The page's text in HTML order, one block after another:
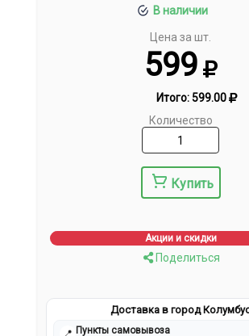
В наличии
Цена за шт.
599
Итого:599.00
Количество
Купить
Акции и скидки
Поделиться
Доставка в город
Пункты самовывоза